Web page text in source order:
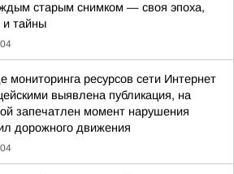
старым снимком — своя эпоха,
и тайны
мониторинга ресурсов сети Интернет
выявлена публикация, на
запечатлен момент нарушения
дорожного движения